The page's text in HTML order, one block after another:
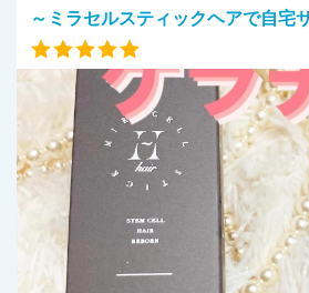
～ミラセルスティックヘアで自宅